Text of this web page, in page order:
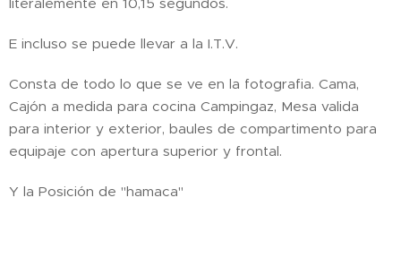
E incluso se puede llevar a la I.T.V.
Consta de todo lo que se ve en la fotografia. Cama,
Cajón a medida para cocina Campingaz, Mesa valida
para interior y exterior, baules de compartimento para
equipaje con apertura superior y frontal.
Y la Posición de "hamaca"